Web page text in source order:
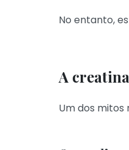
No entanto,
A
Um dos mitos